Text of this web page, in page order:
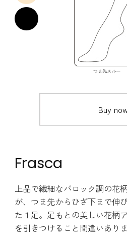
つま先スルー
Buy
Frasca
上品で繊細なバロック調の花
が、つま先からひざ下まで伸
た１足。足もとの美しい花柄
を引きつけること間違いありま